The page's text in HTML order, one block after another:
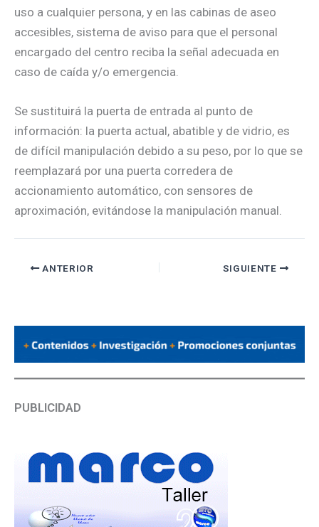
uso a cualquier persona, y en las cabinas de aseo
accesibles, sistema de aviso para que el personal
encargado del centro reciba la señal adecuada en
caso de caída y/o emergencia.
Se sustituirá la puerta de entrada al punto de
información: la puerta actual, abatible y de vidrio, es
de difícil manipulación debido a su peso, por lo que se
reemplazará por una puerta corredera de
accionamiento automático, con sensores de
aproximación, evitándose la manipulación manual.
ANTERIOR SIGUIENTE
PUBLICIDAD